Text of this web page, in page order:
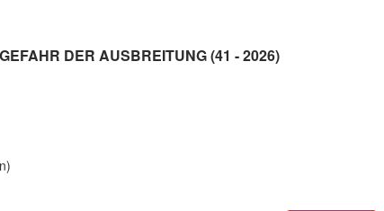
DER AUSBREITUNG (41 - 2026)